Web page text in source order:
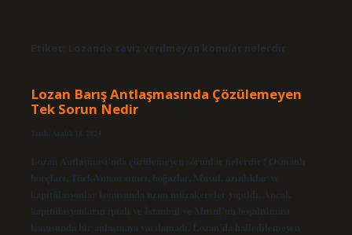
Etiket: Lozanda taviz verilmeyen konular nelerdir
Lozan Barış Antlaşmasında Çözülemeyen
Tek Sorun Nedir
Tarih: Aralık 18, 2024
Lozan Antlaşması’nda çözülemeyen sorunlar nelerdir? Osmanlı
borçları, Türk-Yunan sınırı, boğazlar, Musul, azınlıklar ve
kapitülasyonlar konusunda uzun müzakereler yapıldı. Ancak
kapitülasyonların iptali ve İstanbul ve Musul’un boşaltılması
konusunda bir anlaşmaya varılamadı. Lozan’da halledilemeyen